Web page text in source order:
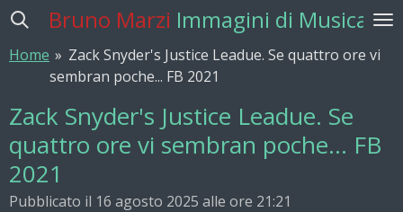
Vai
contenuto
principale
Bruno Marzi Immagini di Musica
Home » Zack Snyder's Justice Leadue. Se quattro ore vi
sembran poche... FB 2021
Zack Snyder's Justice Leadue. Se
quattro ore vi sembran poche... FB
2021
Pubblicato il 16 agosto 2025 alle ore 21:21